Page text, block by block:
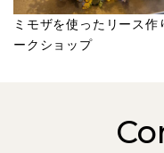
ミモザを使ったリース作
ークショップ